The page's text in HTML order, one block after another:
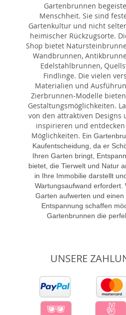
Gartenbrunnen
Menschheit. Sie sind
Gartenkultur und nicht
heimischer Rückzugsorte.
Shop bietet
Wandbrunnen,
Edelstahlbrunnen,
Findlinge. Die vielen
Materialien und
Zierbrunnen-Modelle
Gestaltungsmöglichkeiten.
von den attraktiven Designs
inspirieren und
Möglichkeiten. Ein
Kaufentscheidung, da er
Ihren Garten bringt,
bietet, die Tierwelt und Natur
in Ihre Immobilie darstellt
Wartungsaufwand erfordert.
Garten aufwerten und
Entspannung schaffen
Gartenbrunnen die
UNSERE